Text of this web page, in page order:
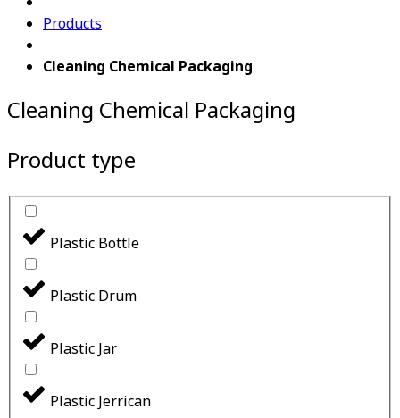
Products
Cleaning Chemical Packaging
Cleaning Chemical Packaging
Product type
Plastic Bottle
Plastic Drum
Plastic Jar
Plastic Jerrican